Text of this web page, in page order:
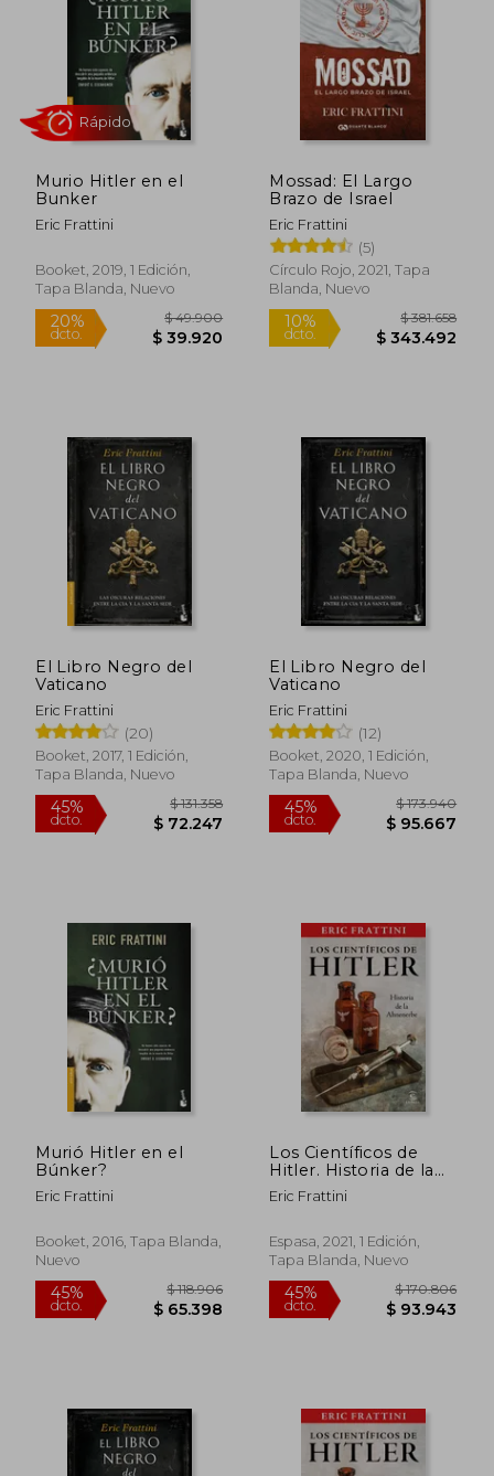
Murio Hitler en el
Bunker
Eric Frattini
Booket, 2019, 1 Edición,
Tapa Blanda, Nuevo
20%
$ 39.920
Mossad: El Largo
Brazo de Israel
Eric Frattini
(5)
Círculo Rojo, 2021, Tapa
Blanda, Nuevo
10%
dcto. $
El Libro Negro del
Vaticano
Eric Frattini
(20)
Booket, 2017, 1 Edición,
Tapa Blanda, Nuevo
45%
dcto. $ 72.247
El Libro Negro del
Vaticano
Eric Frattini
(12)
Booket, 2020, 1 Edición,
Tapa Blanda, Nuevo
45%
dcto.
Murió Hitler en el
Búnker?
Eric Frattini
Booket, 2016, Tapa Blanda,
Nuevo
Los Científicos de
Hitler. Historia de la
Ahnenerbe
Eric Frattini
Espasa, 2021, 1 Edición,
Tapa Blanda, Nuevo